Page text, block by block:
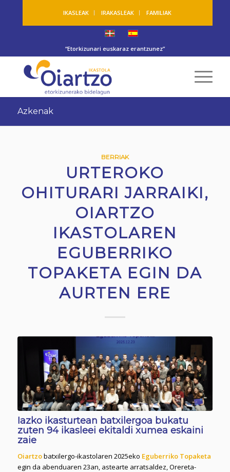
IKASLEAK IRAKASLEAK FAMILIAK
“Etorkizunari euskaraz erantzunez”
Azkenak
BERRIAK
URTEROKO
OHITURARI JARRAIKI,
OIARTZO
IKASTOLAREN
EGUBERRIKO
TOPAKETA EGIN DA
AURTEN ERE
Iazko ikasturtean batxilergoa bukatu
zuten 94 ikasleei ekitaldi xumea eskaini
zaie
Oiartzobatxilergo-ikastolaren 2025eko Eguberriko Topaketa
egin da abenduaren 23an, astearte arratsaldez, Orereta-